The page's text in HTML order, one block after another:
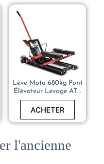
Lève Moto 680kg Pont
Élévateur Levage ATV
Quad
ACHETER
l'ancienne